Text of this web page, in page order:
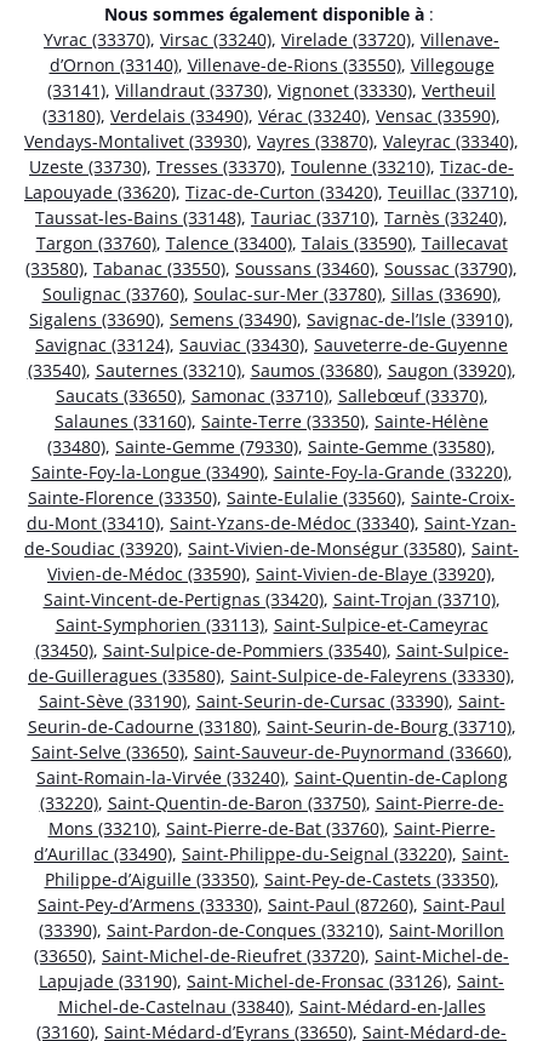
Nous sommes également disponible à :
Yvrac (33370), Virsac (33240), Virelade (33720), Villenave-
d’Ornon (33140), Villenave-de-Rions (33550), Villegouge
(33141), Villandraut (33730), Vignonet (33330), Vertheuil
(33180), Verdelais (33490), Vérac (33240), Vensac (33590),
Vendays-Montalivet (33930), Vayres (33870), Valeyrac (33340),
Uzeste (33730), Tresses (33370), Toulenne (33210), Tizac-de-
Lapouyade (33620), Tizac-de-Curton (33420), Teuillac (33710),
Taussat-les-Bains (33148), Tauriac (33710), Tarnès (33240),
Targon (33760), Talence (33400), Talais (33590), Taillecavat
(33580), Tabanac (33550), Soussans (33460), Soussac (33790),
Soulignac (33760), Soulac-sur-Mer (33780), Sillas (33690),
Sigalens (33690), Semens (33490), Savignac-de-l’Isle (33910),
Savignac (33124), Sauviac (33430), Sauveterre-de-Guyenne
(33540), Sauternes (33210), Saumos (33680), Saugon (33920),
Saucats (33650), Samonac (33710), Sallebœuf (33370),
Salaunes (33160), Sainte-Terre (33350), Sainte-Hélène
(33480), Sainte-Gemme (79330), Sainte-Gemme (33580),
Sainte-Foy-la-Longue (33490), Sainte-Foy-la-Grande (33220),
Sainte-Florence (33350), Sainte-Eulalie (33560), Sainte-Croix-
du-Mont (33410), Saint-Yzans-de-Médoc (33340), Saint-Yzan-
de-Soudiac (33920), Saint-Vivien-de-Monségur (33580), Saint-
Vivien-de-Médoc (33590), Saint-Vivien-de-Blaye (33920),
Saint-Vincent-de-Pertignas (33420), Saint-Trojan (33710),
Saint-Symphorien (33113), Saint-Sulpice-et-Cameyrac
(33450), Saint-Sulpice-de-Pommiers (33540), Saint-Sulpice-
de-Guilleragues (33580), Saint-Sulpice-de-Faleyrens (33330),
Saint-Sève (33190), Saint-Seurin-de-Cursac (33390), Saint-
Seurin-de-Cadourne (33180), Saint-Seurin-de-Bourg (33710),
Saint-Selve (33650), Saint-Sauveur-de-Puynormand (33660),
Saint-Romain-la-Virvée (33240), Saint-Quentin-de-Caplong
(33220), Saint-Quentin-de-Baron (33750), Saint-Pierre-de-
Mons (33210), Saint-Pierre-de-Bat (33760), Saint-Pierre-
d’Aurillac (33490), Saint-Philippe-du-Seignal (33220), Saint-
Philippe-d’Aiguille (33350), Saint-Pey-de-Castets (33350),
Saint-Pey-d’Armens (33330), Saint-Paul (87260), Saint-Paul
(33390), Saint-Pardon-de-Conques (33210), Saint-Morillon
(33650), Saint-Michel-de-Rieufret (33720), Saint-Michel-de-
Lapujade (33190), Saint-Michel-de-Fronsac (33126), Saint-
Michel-de-Castelnau (33840), Saint-Médard-en-Jalles
(33160), Saint-Médard-d’Eyrans (33650), Saint-Médard-de-